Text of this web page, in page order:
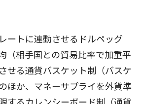
ートに連動させるドルペッグ
（相手国との貿易比率で加重平
せる通貨バスケット制（バスケ
ほか、マネーサプライを外貨準